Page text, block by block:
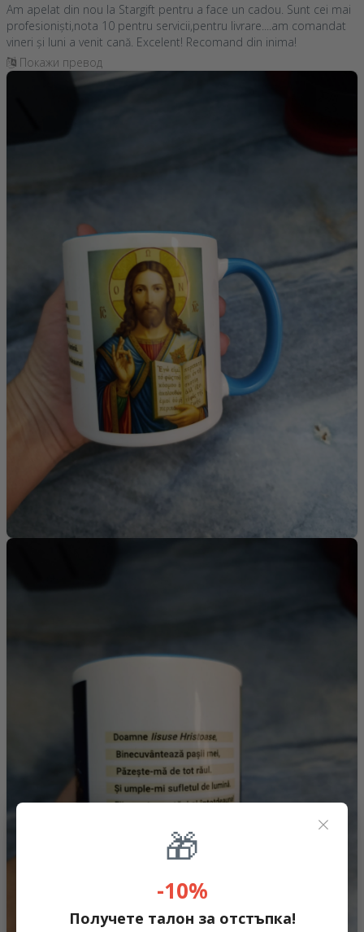
Am apelat din nou la Stargift pentru a face un cadou. Sunt cei mai
profesioniști,nota 10 pentru servicii,pentru livrare....am comandat
vineri și luni a venit cană. Excelent! Recomand din inima!
Покажи превод
×
🎁
-10%
Получете талон за отстъпка!